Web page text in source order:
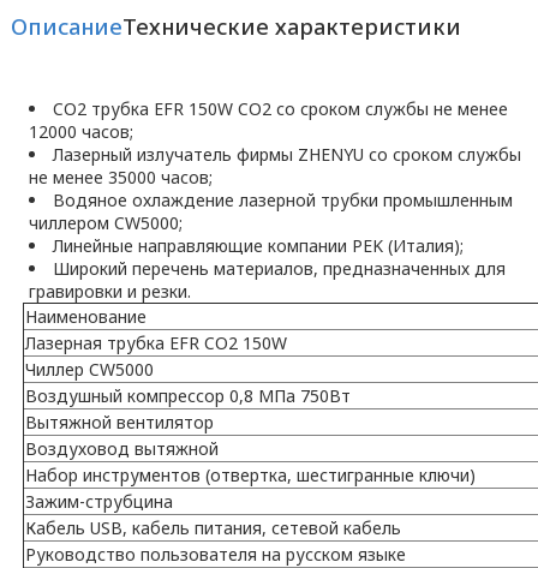
ОписаниеТехнические характеристики
CO2 трубка EFR 150W CO2 со сроком службы не менее
12000 часов;
Лазерный излучатель фирмы ZHENYU со сроком службы
не менее 35000 часов;
Водяное охлаждение лазерной трубки промышленным
чиллером CW5000;
Линейные направляющие компании PEK (Италия);
Широкий перечень материалов, предназначенных для
гравировки и резки.
Наименование
Лазерная трубка EFR CO2 150W
Чиллер CW5000
Воздушный компрессор 0,8 МПа 750Вт
Вытяжной вентилятор
Воздуховод вытяжной
Набор инструментов (отвертка, шестигранные ключи)
Зажим-струбцина
Кабель USB, кабель питания, сетевой кабель
Руководство пользователя на русском языке